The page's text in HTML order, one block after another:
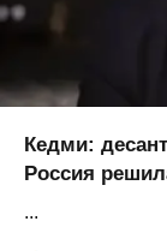
Кедми:
Россия
...